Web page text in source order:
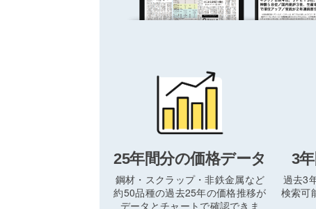
25年間分の価格データ
鋼材・スクラップ・非鉄金属など
約50品種の過去25年の価格推移が
データとチャートで確認できま
3
過去3
検索可